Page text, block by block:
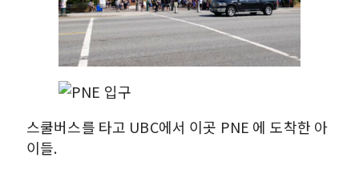
스쿨버스를 타고 UBC에서 이곳 PNE 에 도착한 아
이들.